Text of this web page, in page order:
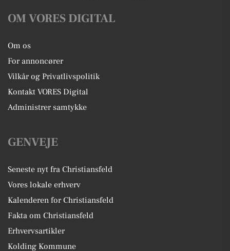
OM VORES DIGITAL
Om os
For annoncører
Vilkår og Privatlivspolitik
Kontakt VORES Digital
Administrer samtykke
GENVEJE
Seneste nyt fra Christiansfeld
Vores lokale erhverv
Kalenderen for Christiansfeld
Fakta om Christiansfeld
Erhvervsartikler
Kolding Kommune